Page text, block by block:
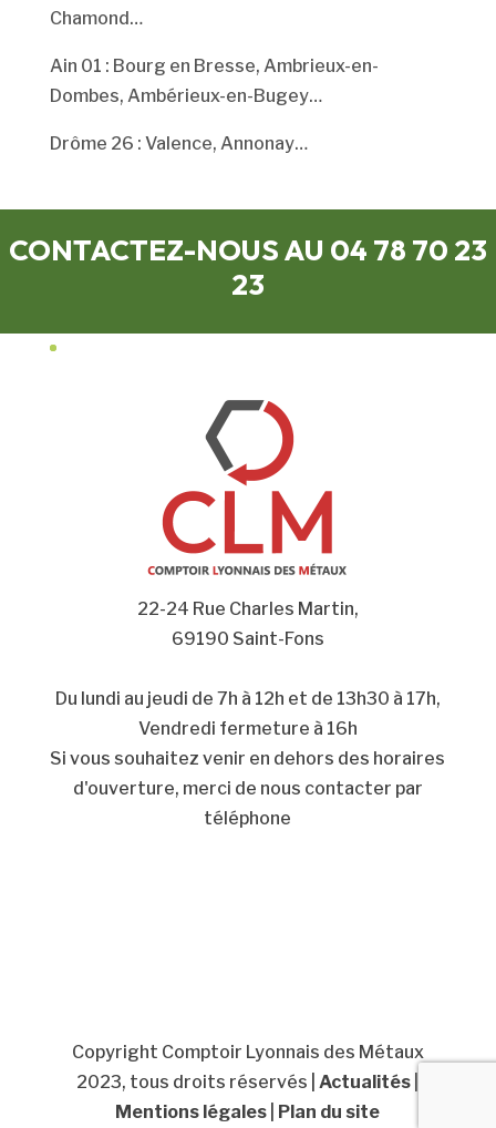
Chamond…
Ain 01 : Bourg en Bresse, Ambrieux-en-
Dombes, Ambérieux-en-Bugey…
Drôme 26 : Valence, Annonay…
CONTACTEZ-NOUS AU 04 78 70 23
23
22-24 Rue Charles Martin,
69190 Saint-Fons
Du lundi au jeudi de 7h à 12h et de 13h30 à 17h,
Vendredi fermeture à 16h
Si vous souhaitez venir en dehors des horaires
d'ouverture, merci de nous contacter par
téléphone
Copyright Comptoir Lyonnais des Métaux
2023, tous droits réservés |Actualités
Mentions légales Plan du site